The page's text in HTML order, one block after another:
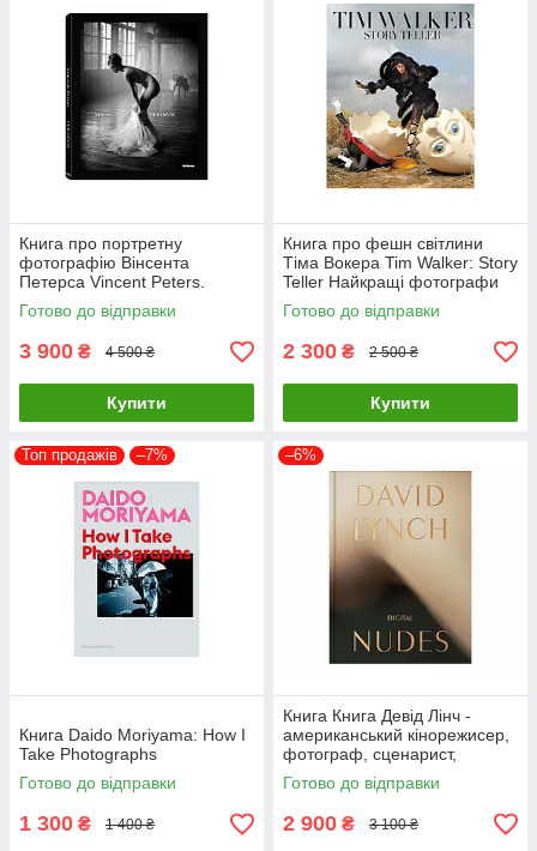
Книга про портретну
фотографію Вінсента
Петерса Vincent Peters.
Personal Фотоальбоми
відомих фотографів
Готово до відправки
3 900 ₴ 4 500 ₴
Купити
Книга про фешн світлини
Тіма Вокера Tim Walker: Story
Teller Найкращі фотографи
світу книги для фотографів
Готово до відправки
2 300 ₴ 2 500 ₴
Купити
Топ продажів –7%
Книга Daido Moriyama: How I
Take Photographs
Готово до відправки
1 300 ₴ 1 400 ₴
–6%
Книга Книга Девід Лінч -
американський кінорежисер,
фотограф, сценарист,
художник, актор. David Lynch.
Digital Nudes
Готово до відправки
2 900 ₴ 3 100 ₴